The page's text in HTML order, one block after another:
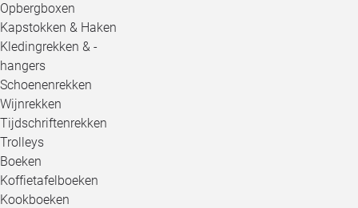
Opbergboxen
Kapstokken & Haken
Kledingrekken & -
hangers
Schoenenrekken
Wijnrekken
Tijdschriftenrekken
Trolleys
Boeken
Koffietafelboeken
Kookboeken